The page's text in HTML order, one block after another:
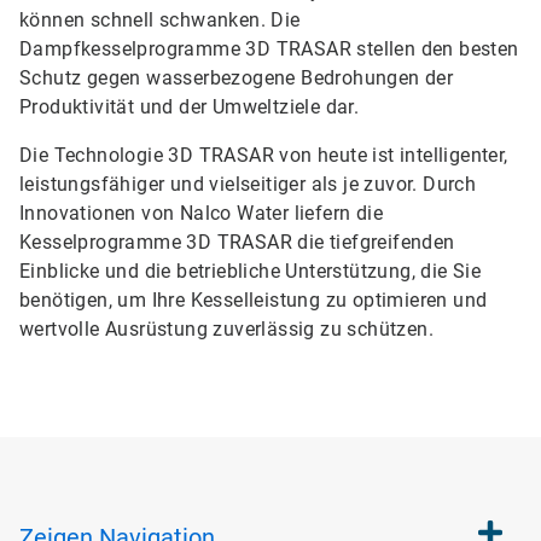
können schnell schwanken. Die
Dampfkesselprogramme 3D TRASAR stellen den besten
Schutz gegen wasserbezogene Bedrohungen der
Produktivität und der Umweltziele dar.
Die Technologie 3D TRASAR von heute ist intelligenter,
leistungsfähiger und vielseitiger als je zuvor. Durch
Innovationen von Nalco Water liefern die
Kesselprogramme 3D TRASAR die tiefgreifenden
Einblicke und die betriebliche Unterstützung, die Sie
benötigen, um Ihre Kesselleistung zu optimieren und
wertvolle Ausrüstung zuverlässig zu schützen.